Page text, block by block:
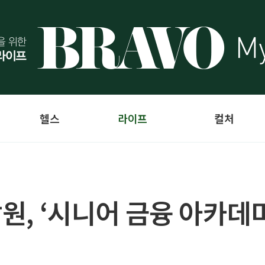
헬스 라이프 컬처
, ‘시니어 금융 아카데